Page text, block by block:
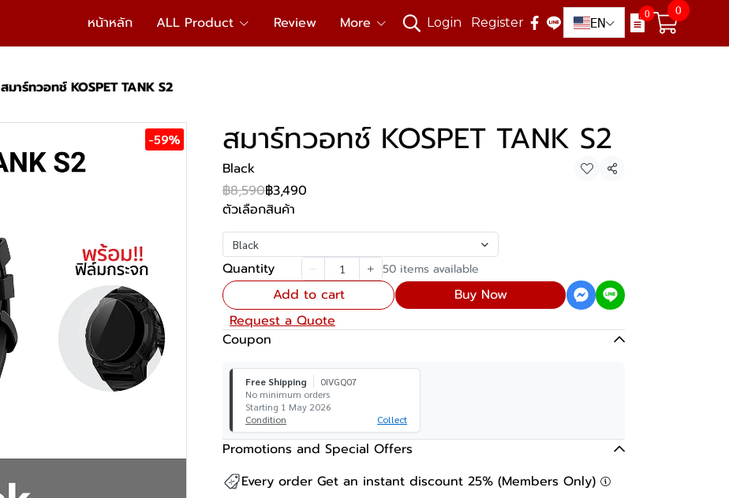
หน้าหลัก ALL Product Review More Login Register EN
0 0
สมาร์ทวอทช์ KOSPET TANK S2
-59% สมาร์ทวอทช์ KOSPET TANK S2
Black
Share
฿8,590฿3,490
ตัวเลือกสินค้า
Black
Quantity 50 items available
Add to cart
Buy Now
Request a Quote
Coupon
Free Shipping
0IVGQ07
No minimum orders
Starting 1 May 2026
Condition
Collect
Promotions and Special Offers
Every order Get an instant discount 25% (Members Only)